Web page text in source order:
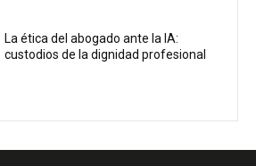
La ética del abogado ante la IA:
custodios de la dignidad profesional